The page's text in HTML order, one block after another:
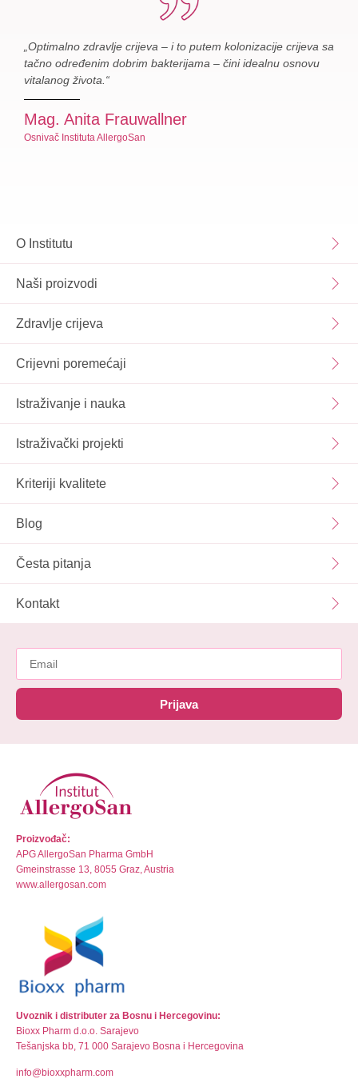
„Optimalno zdravlje crijeva – i to putem kolonizacije crijeva sa
tačno određenim dobrim bakterijama – čini idealnu osnovu
vitalanog života.“
Mag. Anita Frauwallner
Osnivač Instituta AllergoSan
O Institutu
Naši proizvodi
Zdravlje crijeva
Crijevni poremećaji
Istraživanje i nauka
Istraživački projekti
Kriteriji kvalitete
Blog
Česta pitanja
Kontakt
Prijava
Proizvođač:
APG AllergoSan Pharma GmbH
Gmeinstrasse 13, 8055 Graz, Austria
www.allergosan.com
Uvoznik i distributer za Bosnu i Hercegovinu:
Bioxx Pharm d.o.o. Sarajevo
Tešanjska bb, 71 000 Sarajevo Bosna i Hercegovina
info@bioxxpharm.com